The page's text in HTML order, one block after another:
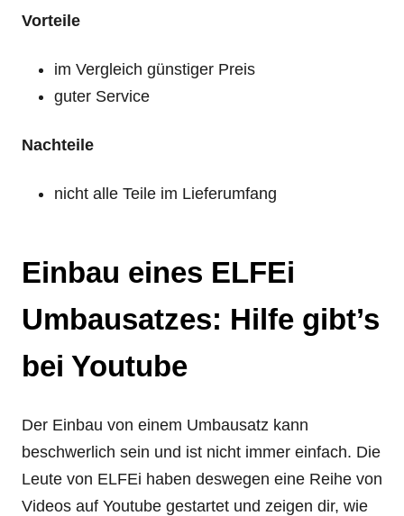
Vorteile
im Vergleich günstiger Preis
guter Service
Nachteile
nicht alle Teile im Lieferumfang
Einbau eines ELFEi
Umbausatzes: Hilfe gibt’s
bei Youtube
Der Einbau von einem Umbausatz kann
beschwerlich sein und ist nicht immer einfach. Die
Leute von ELFEi haben deswegen eine Reihe von
Videos auf Youtube gestartet und zeigen dir, wie